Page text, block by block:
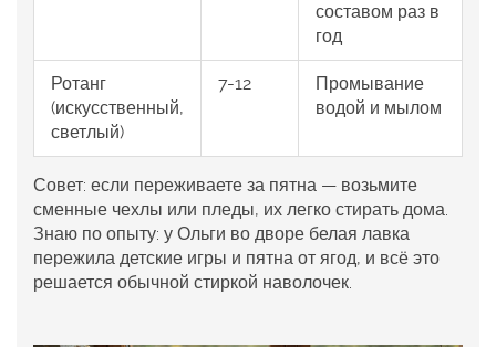
составом раз в
год
Ротанг
(искусственный,
светлый)
7-12
Промывание
водой и мылом
Совет: если переживаете за пятна — возьмите
сменные чехлы или пледы, их легко стирать дома.
Знаю по опыту: у Ольги во дворе белая лавка
пережила детские игры и пятна от ягод, и всё это
решается обычной стиркой наволочек.